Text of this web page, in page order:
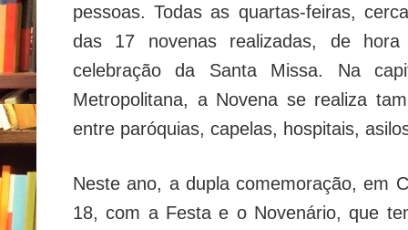
pessoas. Todas as quartas-feiras,
das 17 novenas realizadas, de
celebração da Santa Missa. Na
Metropolitana, a Novena se realiza
entre paróquias, capelas, hospitais,
Neste ano, a dupla comemoração, em
18, com a Festa e o Novenário, que